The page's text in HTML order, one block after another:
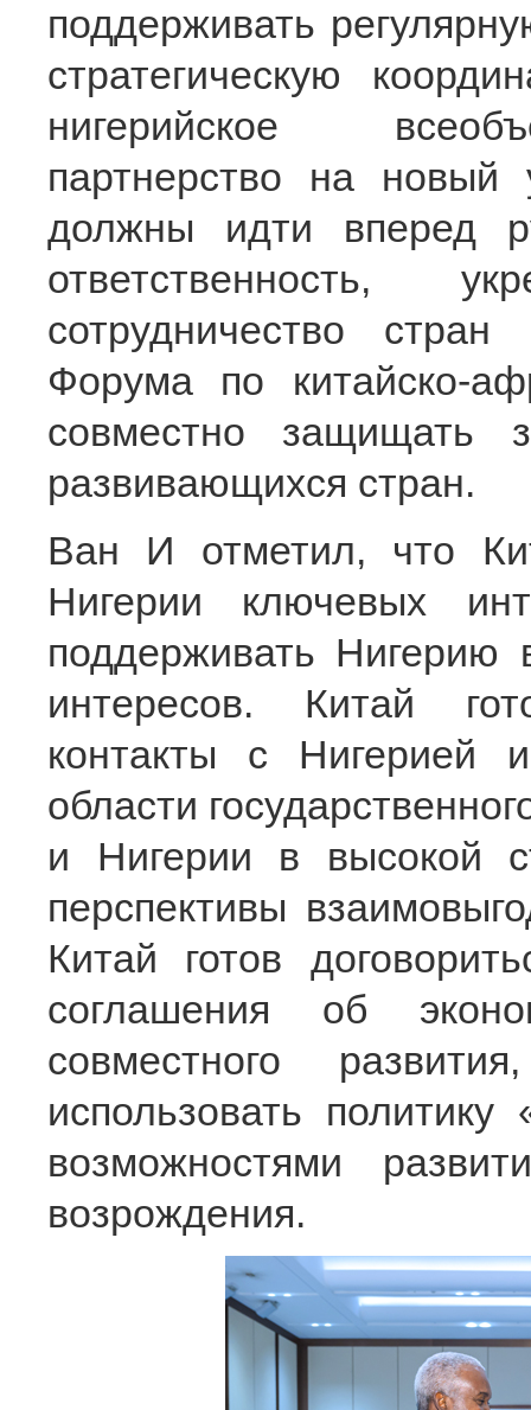
поддерживать
стратегическую
нигерийское
партнерство на
должны идти вперед
ответственность,
сотрудничество
Форума по китайско-
совместно защищать
развивающихся стран.
Ван И отметил, что
Нигерии ключевых
поддерживать
интересов. Китай
контакты с Нигерией
области
и Нигерии в высокой
перспективы
Китай готов
соглашения об
совместного
использовать
возможностями
возрождения.